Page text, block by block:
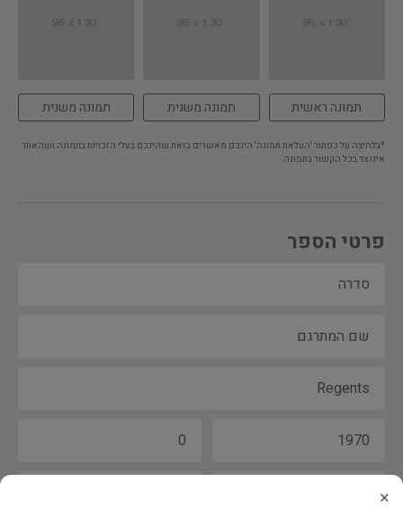
תמונה ראשית תמונה משנית תמונה משנית
*בלחיצה על כפתור 'העלאת תמונה' הינכם מאשרים בזאת שהינכם בעלי הזכויות בתמונה ושהאתר
אינו צד בכל הקשור בתמונה
פרטי הספר
×